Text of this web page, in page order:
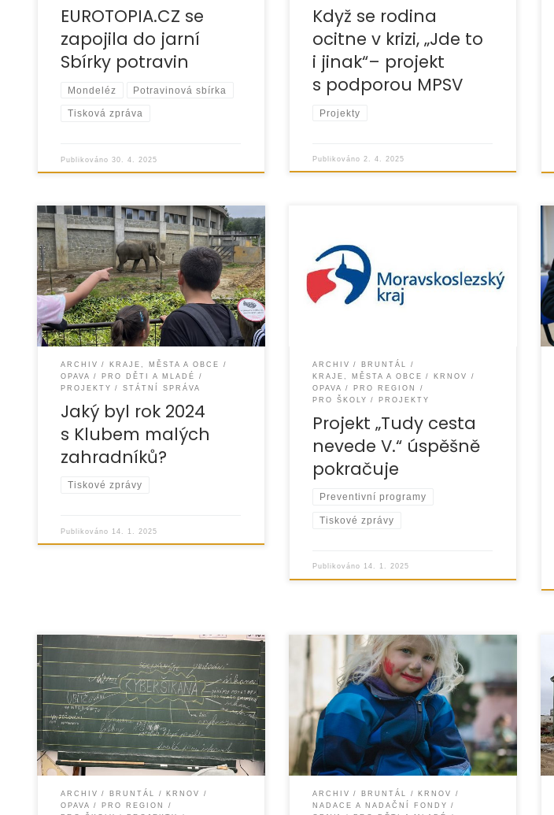
EUROTOPIA.CZ se
zapojila do jarní
Sbírky potravin
Mondeléz Potravinová sbírka
Tisková zpráva
Publikováno30. 4. 2025
Když se rodina
ocitne v krizi, „Jde to
i jinak“– projekt
s podporou MPSV
Projekty
Publikováno2. 4. 2025
Rok 2024 byl pro náš Klub mladých
zahradníků, který pravidelně probíhal
v prostorách NZDM Klubu Modrá
kočka, velice úspěšný. Během celého
ARCHIV
KRAJE, MĚSTA A OBCE
OPAVA
PRO DĚTI A MLADÉ
PROJEKTY
STÁTNÍ SPRÁVA
Jaký byl rok 2024
s Klubem malých
zahradníků?
Tiskové zprávy
Publikováno 14. 1. 2025
cesta nevede V. – preventivní
programy pro školy“, který
realizujeme díky
podpoře Moravskoslezského kraje v
ARCHIV
BRUNTÁL
KRAJE, MĚSTA A OBCE
KRNOV
OPAVA
PRO REGION
PRO ŠKOLY
PROJEKTY
Projekt „Tudy cesta
nevede V.“ úspěšně
pokračuje
Preventivní programy
Tiskové zprávy
Publikováno 14. 1. 2025
V roce 2024 jsme mohli pokračovat
v realizaci preventivních programů
díky podpoře Ministerstva školství,
mládeže a tělovýchovy ČR, které náš
projekt „Tudy
ARCHIV BRUNTÁL
KRNOV
OPAVA
PRO REGION
V roce 2025 získala organizace
EUROTOPIA.CZ, o.p.s. finanční
podporu na realizaci projektu
„Pomáháme dětem posilovat
duševní zdraví a odolnost“. Tento
projekt je
ARCHIV BRUNTÁL
KRNOV
NADACE A NADAČNÍ FONDY